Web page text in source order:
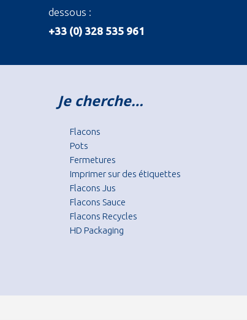
dessous :
+33 (0) 328 535 961
Je cherche…
Flacons
Pots
Fermetures
Imprimer sur des étiquettes
Flacons Jus
Flacons Sauce
Flacons Recycles
HD Packaging